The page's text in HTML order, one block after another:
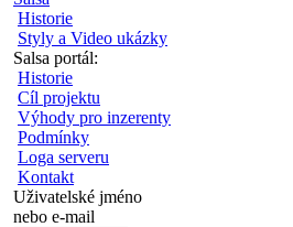
Historie
Styly a Video ukázky
Salsa portál:
Historie
Cíl projektu
Výhody pro inzerenty
Podmínky
Loga serveru
Kontakt
Uživatelské jméno
nebo e-mail